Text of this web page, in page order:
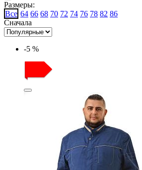
Размеры:
Все 64 66 68 70 72 74 76 78 82 86
Сначала
-5 %